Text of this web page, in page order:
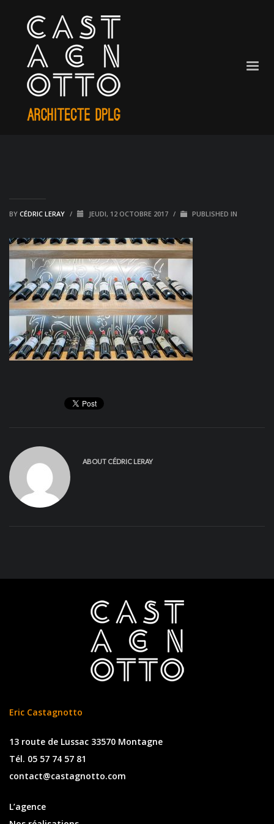
BY CÉDRIC LERAY / JEUDI, 12 OCTOBRE 2017 / PUBLISHED IN
ABOUT CÉDRIC LERAY
Eric Castagnotto
13 route de Lussac 33570 Montagne
Tél. 05 57 74 57 81
contact@castagnotto.com
L’agence